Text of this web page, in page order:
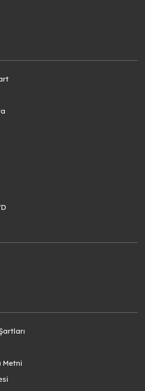
Metni